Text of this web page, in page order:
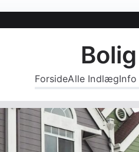
ForsideAlle Indlæg